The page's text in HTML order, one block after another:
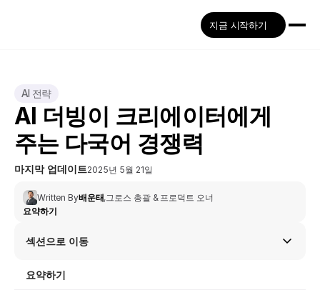
지금 시작하기
AI 전략
AI 더빙이 크리에이터에게
주는 다국어 경쟁력
마지막 업데이트2025년 5월 21일
Written By배운태,그로스 총괄 & 프로덕트 오너
요약하기
섹션으로 이동
요약하기